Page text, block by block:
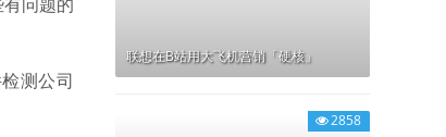
测公司
联想在B站用大飞机营销「硬核」
2858